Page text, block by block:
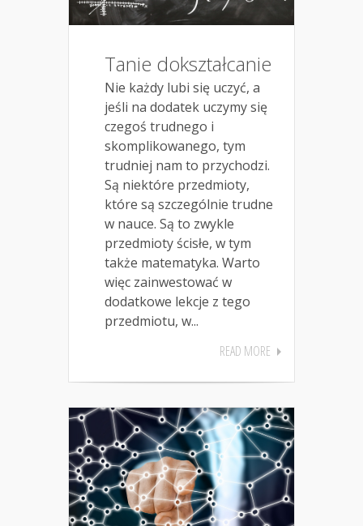
Tanie dokształcanie
Nie każdy lubi się uczyć, a
jeśli na dodatek uczymy się
czegoś trudnego i
skomplikowanego, tym
trudniej nam to przychodzi.
Są niektóre przedmioty,
które są szczególnie trudne
w nauce. Są to zwykle
przedmioty ścisłe, w tym
także matematyka. Warto
więc zainwestować w
dodatkowe lekcje z tego
przedmiotu, w...
READ MORE